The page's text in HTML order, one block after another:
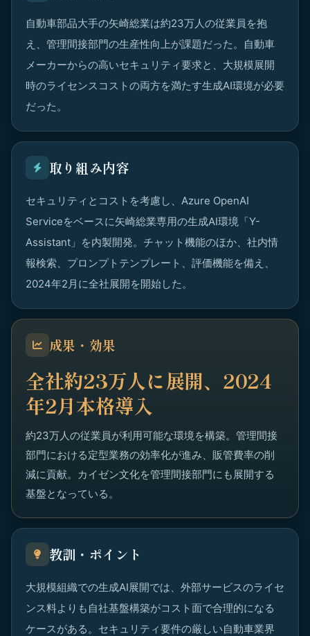
自動車部品大手の矢崎総業は約23万人の従業員を抱
え、管理間接部門の生産性向上が課題だった。自動車
メーカーからの高いセキュリティ要求と、大規模展開
時のライセンスコストの両方を満たす生成AI環境が必要
だった。
取り組み内容
セキュリティとコストを考慮し、Azure OpenAI
Serviceをベースに矢崎総業専用の生成AI環境「Y-
Assistant」を内製開発。チャット機能のほか、社内情
報検索、プロンプトテンプレート、評価機能を備え、
2024年2月に全社展開を開始した。
成果・効果
全社約23万人に展開、2024
年2月本格導入
約23万人の従業員が利用可能な環境を構築。管理間接
部門における定型業務の効率化が進み、販管費率の削
減に貢献。カイゼン文化を管理間接部門にも展開する
基盤となっている。
教訓・ポイント
大規模組織での生成AI展開では、外部サービスのライセ
ンス料よりも自社基盤構築がコスト面で合理的になる
ケースがある。セキュリティ要件の厳しい自動車業界